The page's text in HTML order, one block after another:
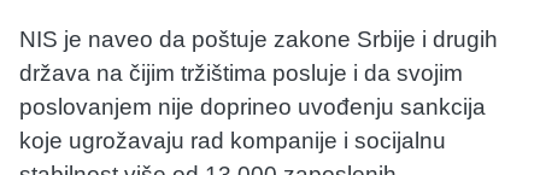
NIS je naveo da poštuje zakone Srbije i drugih
država na čijim tržištima posluje i da svojim
poslovanjem nije doprineo uvođenju sankcija
koje ugrožavaju rad kompanije i socijalnu